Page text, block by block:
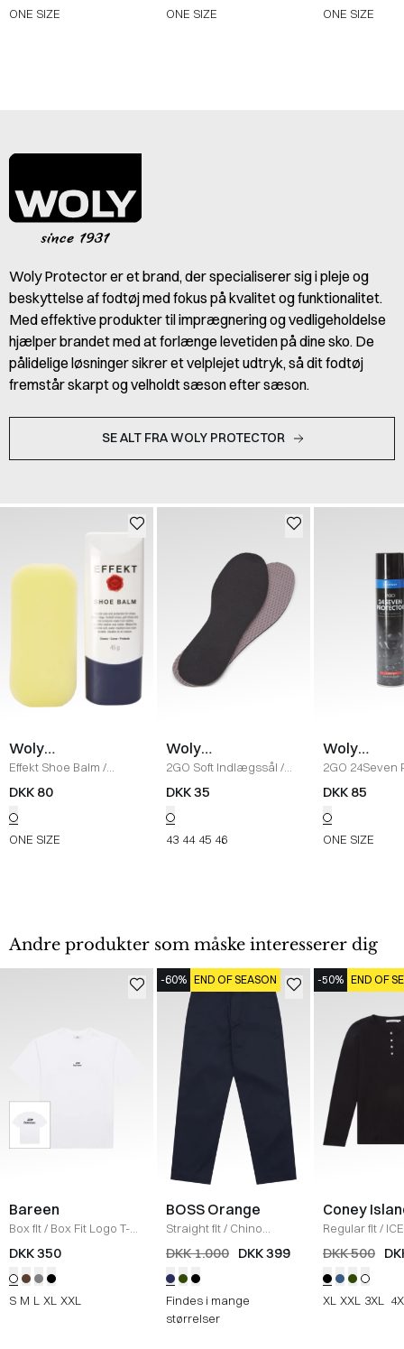
ONE SIZE ONE SIZE ONE SIZE
Woly Protector er et brand, der specialiserer sig i pleje og
beskyttelse af fodtøj med fokus på kvalitet og funktionalitet.
Med effektive produkter til imprægnering og vedligeholdelse
hjælper brandet med at forlænge levetiden på dine sko. De
pålidelige løsninger sikrer et velplejet udtryk, så dit fodtøj
fremstår skarpt og velholdt sæson efter sæson.
SE ALT FRA WOLY PROTECTOR
Woly
Protector
Effekt Shoe Balm /
NEUTRAL
DKK 80
ONE SIZE
Woly
Protector
2GO Soft Indlægssål /
NEUTRAL
DKK 35
43 44 45 46
Woly
Protector
2GO 24Seven
Imprænering
DKK 85
ONE SIZE
Andre produkter som måske interesserer dig
Bareen
Box fit/ Box Fit Logo T-
shirt /WHITE
DKK 350
S M L XL XXL
-60% END OF SEASON
BOSS Orange
Straight fit/ Chino
Straight /NAVY
DKK 1.000 DKK 399
Findes i mange
størrelser
-50% END OF
Coney
Regular fit/ ICE
Sweatshirt
/
DKK 500
XL XXL 3XL